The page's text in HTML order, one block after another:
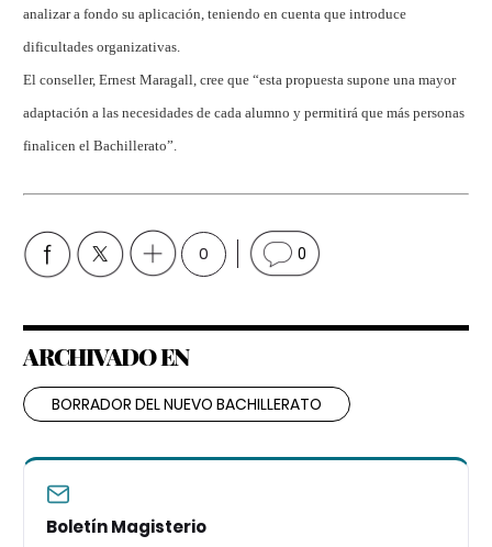
analizar a fondo su aplicación, teniendo en cuenta que introduce
dificultades organizativas.
El conseller, Ernest Maragall, cree que “esta propuesta supone una mayor
adaptación a las necesidades de cada alumno y permitirá que más personas
finalicen el Bachillerato”.
0 0
ARCHIVADO EN
BORRADOR DEL NUEVO BACHILLERATO
Boletín Magisterio